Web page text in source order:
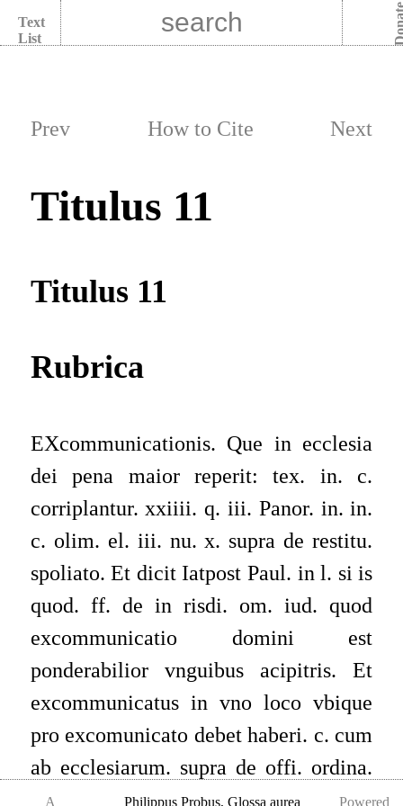
Text
List
Prev How to Cite Next
Titulus 11
Titulus 11
Rubrica
EXcommunicationis. Que in ecclesia
dei pena maior reperit: tex. in. c.
corriplantur. xxiiii. q. iii. Panor. in. in.
c. olim. el. iii. nu. x. supra de restitu.
spoliato. Et dicit Iatpost Paul. in l. si is
quod. ff. de in risdi. om. iud. quod
excommunicatio domini est
ponderabilior vnguibus acipitris. Et
excommunicatus in vno loco vbique
pro excomunicato debet haberi. c. cum
ab ecclesiarum. supra de offi. ordina.
ista est pena que diminutione starus
A Philippus Probus,Glossa aurea Powered